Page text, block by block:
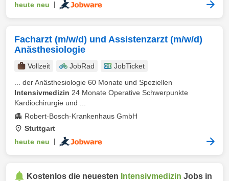
heute neu
Facharzt (m/w/d) und Assistenzarzt (m/w/d)
Anästhesiologie
Vollzeit JobRad
JobTicket
... der Anästhesiologie 60 Monate und Speziellen
Intensivmedizin 24 Monate Operative Schwerpunkte
Kardiochirurgie und ...
Robert-Bosch-Krankenhaus GmbH
Stuttgart
heute neu
Kostenlos die neuesten Intensivmedizin Jobs in